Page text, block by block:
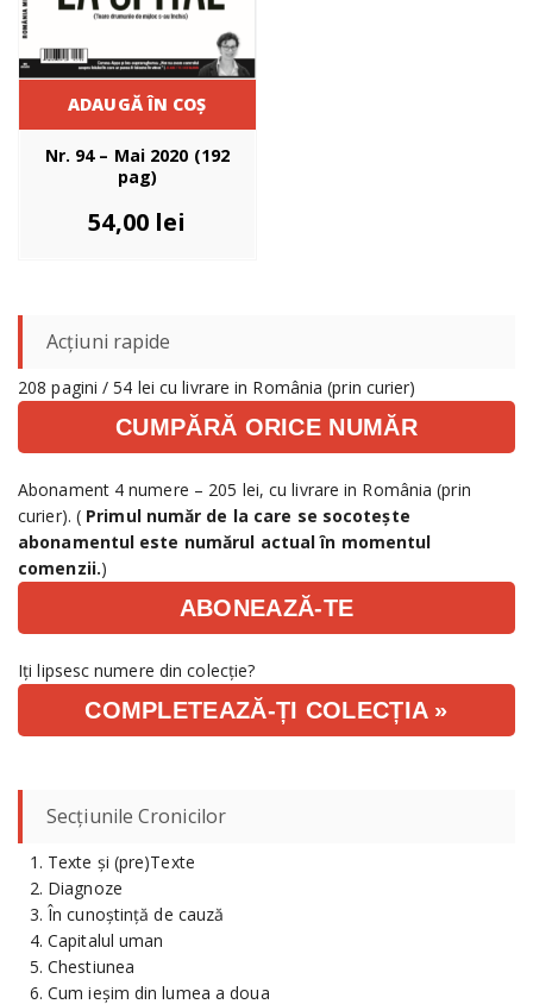
ADAUGĂ ÎN COȘ
Nr. 94 – Mai 2020 (192
pag)
54,00 lei
Acțiuni rapide
208 pagini / 54 lei cu livrare in România (prin curier)
CUMPĂRĂ ORICE NUMĂR
Abonament 4 numere – 205 lei, cu livrare in România (prin
curier). ( Primul număr de la care se socotește
abonamentul este numărul actual în momentul
comenzii.)
ABONEAZĂ-TE
Iți lipsesc numere din colecție?
COMPLETEAZĂ-ȚI COLECȚIA »
Secțiunile Cronicilor
Texte și (pre)Texte
Diagnoze
În cunoștință de cauză
Capitalul uman
Chestiunea
Cum ieșim din lumea a doua